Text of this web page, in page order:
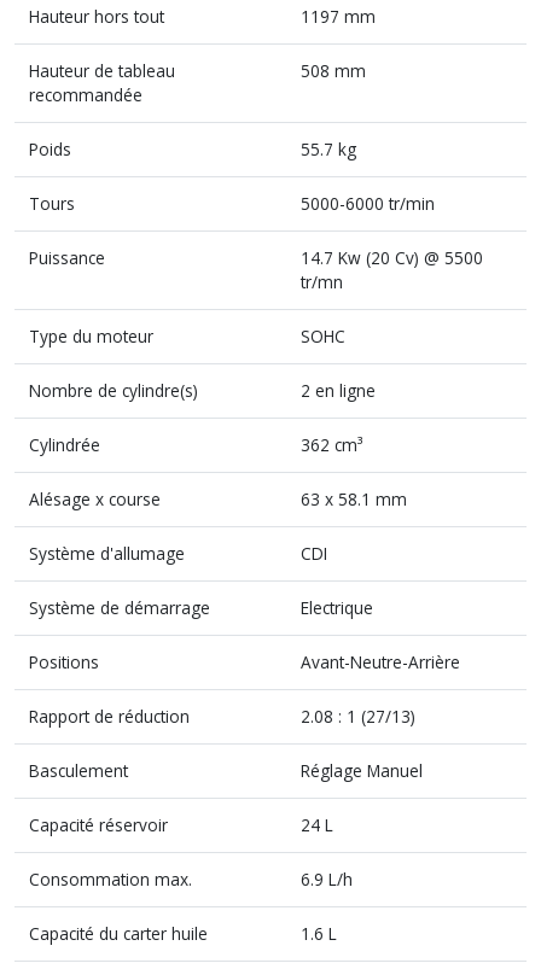
Hauteur hors tout 1197 mm
Hauteur de tableau
recommandée
508 mm
Poids 55.7 kg
Tours 5000-6000 tr/min
Puissance
14.7 Kw (20 Cv) @ 5500
tr/mn
Type du moteur SOHC
Nombre de cylindre(s) 2 en ligne
Cylindrée 362 cm³
Alésage x course 63 x 58.1 mm
Système d'allumage CDI
Système de démarrage Electrique
Positions Avant-Neutre-Arrière
Rapport de réduction 2.08 : 1 (27/13)
Basculement Réglage Manuel
Capacité réservoir 24 L
Consommation max. 6.9 L/h
Capacité du carter huile 1.6 L